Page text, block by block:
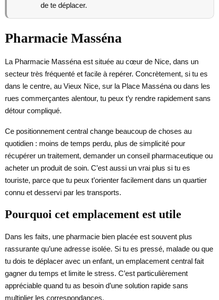
de te déplacer.
Pharmacie Masséna
La Pharmacie Masséna est située au cœur de Nice, dans un
secteur très fréquenté et facile à repérer. Concrètement, si tu es
dans le centre, au Vieux Nice, sur la Place Masséna ou dans les
rues commerçantes alentour, tu peux t’y rendre rapidement sans
détour compliqué.
Ce positionnement central change beaucoup de choses au
quotidien : moins de temps perdu, plus de simplicité pour
récupérer un traitement, demander un conseil pharmaceutique ou
acheter un produit de soin. C’est aussi un vrai plus si tu es
touriste, parce que tu peux t’orienter facilement dans un quartier
connu et desservi par les transports.
Pourquoi cet emplacement est utile
Dans les faits, une pharmacie bien placée est souvent plus
rassurante qu’une adresse isolée. Si tu es pressé, malade ou que
tu dois te déplacer avec un enfant, un emplacement central fait
gagner du temps et limite le stress. C’est particulièrement
appréciable quand tu as besoin d’une solution rapide sans
multiplier les correspondances.